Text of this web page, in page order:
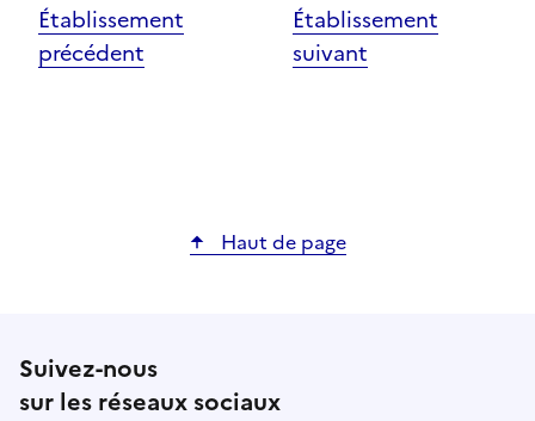
Établissement
précédent
Établissement
suivant
Haut de page
Suivez-nous
sur les réseaux sociaux